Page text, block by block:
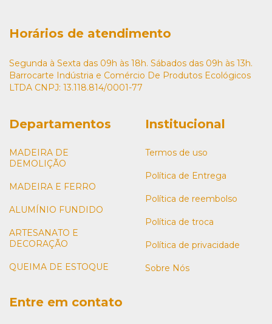
Horários de atendimento
Segunda à Sexta das 09h às 18h. Sábados das 09h às 13h.
Barrocarte Indústria e Comércio De Produtos Ecológicos
LTDA CNPJ: 13.118.814/0001-77
Departamentos
MADEIRA DE
DEMOLIÇÃO
MADEIRA E FERRO
ALUMÍNIO FUNDIDO
ARTESANATO E
DECORAÇÃO
QUEIMA DE ESTOQUE
Institucional
Termos de uso
Política de Entrega
Política de reembolso
Política de troca
Política de privacidade
Sobre Nós
Entre em contato